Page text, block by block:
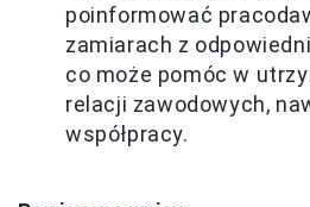
poinformować
zamiarach z
co może pomóc w
relacji zawodowych,
współpracy.